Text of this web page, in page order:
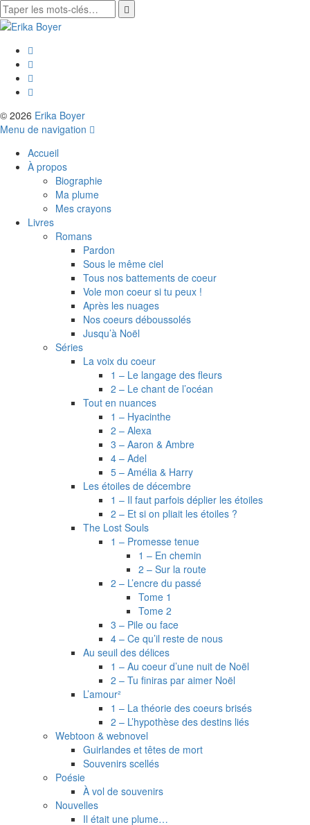
© 2026 Erika Boyer
Menu de navigation
Accueil
À propos
Biographie
Ma plume
Mes crayons
Livres
Romans
Pardon
Sous le même ciel
Tous nos battements de coeur
Vole mon coeur si tu peux !
Après les nuages
Nos coeurs déboussolés
Jusqu’à Noël
Séries
La voix du coeur
1 – Le langage des fleurs
2 – Le chant de l’océan
Tout en nuances
1 – Hyacinthe
2 – Alexa
3 – Aaron & Ambre
4 – Adel
5 – Amélia & Harry
Les étoiles de décembre
1 – Il faut parfois déplier les étoiles
2 – Et si on pliait les étoiles ?
The Lost Souls
1 – Promesse tenue
1 – En chemin
2 – Sur la route
2 – L’encre du passé
Tome 1
Tome 2
3 – Pile ou face
4 – Ce qu’il reste de nous
Au seuil des délices
1 – Au coeur d’une nuit de Noël
2 – Tu finiras par aimer Noël
L’amour²
1 – La théorie des coeurs brisés
2 – L’hypothèse des destins liés
Webtoon & webnovel
Guirlandes et têtes de mort
Souvenirs scellés
Poésie
À vol de souvenirs
Nouvelles
Il était une plume…